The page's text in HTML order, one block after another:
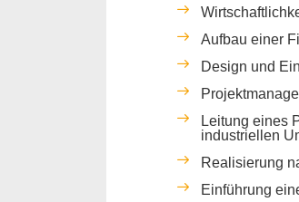
Aufbau einer
Design und
Leitung eines
industriellen
Realisierung
Einführung